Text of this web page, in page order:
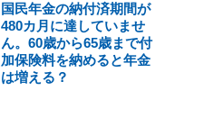
国民年金の納付済期間が
480カ月に達していませ
ん。60歳から65歳まで付
加保険料を納めると年金
は増える？